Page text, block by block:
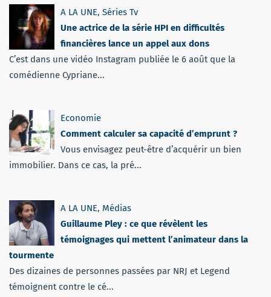
A LA UNE, Séries Tv
Une actrice de la série HPI en difficultés
financières lance un appel aux dons
C’est dans une vidéo Instagram publiée le 6 août que la
comédienne Cypriane...
Economie
Comment calculer sa capacité d’emprunt ?
Vous envisagez peut-être d’acquérir un bien
immobilier. Dans ce cas, la pré...
A LA UNE, Médias
Guillaume Pley : ce que révèlent les
témoignages qui mettent l’animateur dans la
tourmente
Des dizaines de personnes passées par NRJ et Legend
témoignent contre le cé...